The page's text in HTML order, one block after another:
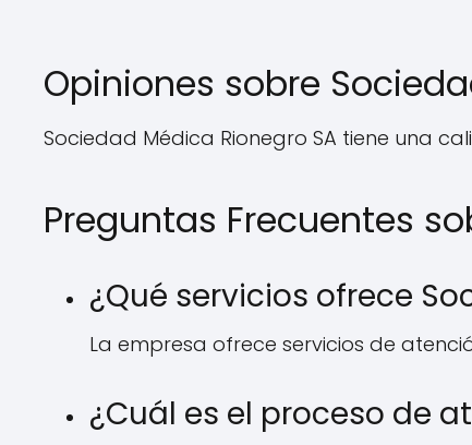
Opiniones sobre
Sociedad Médica Rionegro SA tiene una
Preguntas Frecuentes
¿Qué servicios ofrece
La empresa ofrece servicios de
¿Cuál es el proceso de